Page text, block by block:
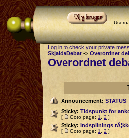
Log in to check your private
SkjaldeDebat -> Overordnet
Overordnet
Announcement: STATUS
Sticky: Tidspunkt for
[ Goto page: 1 2 ]
Sticky: Indspilnings
[ Goto page: 1 2 ]